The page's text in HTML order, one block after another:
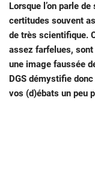
Lorsque l’on parle
certitudes souvent
de très scientifique.
assez farfelues, sont
une image faussée
DGS démystifie
vos (d)ébats un peu